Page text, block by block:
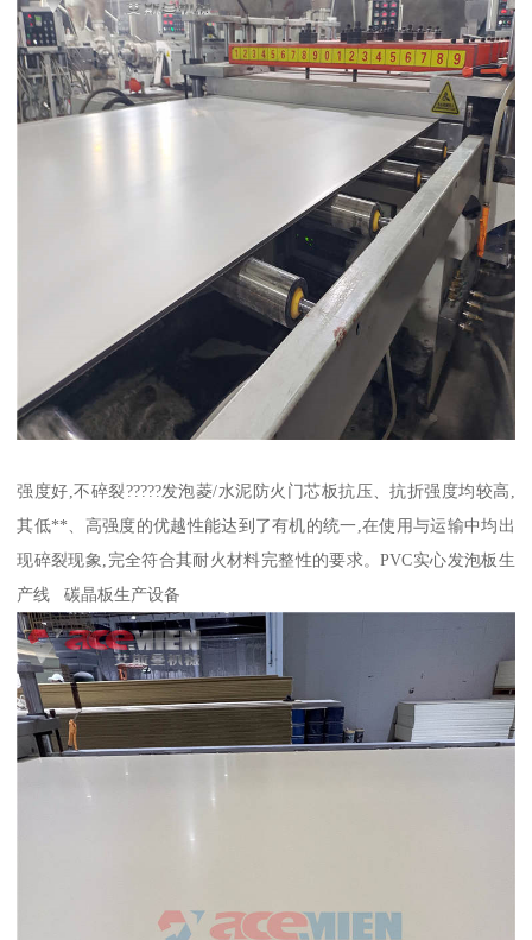
强度好,不碎裂?????发泡菱/水泥防火门芯板抗压、抗折强度均较高,
其低**、高强度的优越性能达到了有机的统一,在使用与运输中均出
现碎裂现象,完全符合其耐火材料完整性的要求。PVC实心发泡板生
产线 碳晶板生产设备